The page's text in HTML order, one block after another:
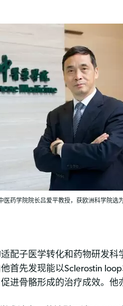
医药学院院长吕爱平教授，获欧洲科学院选
配子医学转化和药物研发
首先发现能以Sclerostin
进骨骼形成的治疗成效。